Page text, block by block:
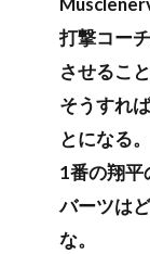
打撃コー
させるこ
そうすれ
とになる。
1番の翔平
バーツは
な。